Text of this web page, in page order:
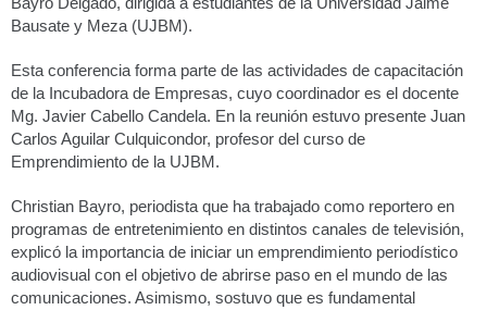
Bausate y Meza (UJBM).
Esta conferencia forma parte de las actividades de capacitación
de la Incubadora de Empresas, cuyo coordinador es el docente
Mg. Javier Cabello Candela. En la reunión estuvo presente Juan
Carlos Aguilar Culquicondor, profesor del curso de
Emprendimiento de la UJBM.
Christian Bayro, periodista que ha trabajado como reportero en
programas de entretenimiento en distintos canales de televisión,
explicó la importancia de iniciar un emprendimiento periodístico
audiovisual con el objetivo de abrirse paso en el mundo de las
comunicaciones. Asimismo, sostuvo que es fundamental